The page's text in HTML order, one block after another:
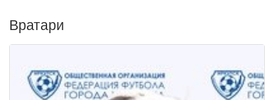
Вратари